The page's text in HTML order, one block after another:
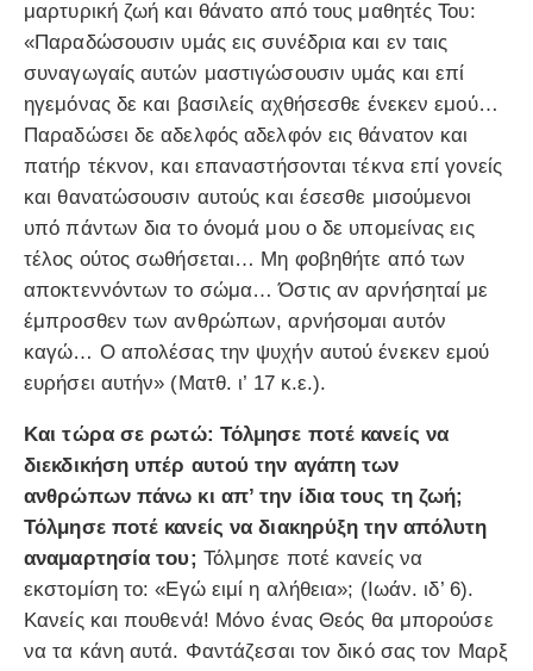
μαρτυρική ζωή και θάνατο από τους μαθητές Του:
«Παραδώσουσιν υμάς εις συνέδρια και εν ταις
συναγωγαίς αυτών μαστιγώσουσιν υμάς και επί
ηγεμόνας δε και βασιλείς αχθήσεσθε ένεκεν εμού…
Παραδώσει δε αδελφός αδελφόν εις θάνατον και
πατήρ τέκνον, και επαναστήσονται τέκνα επί γονείς
και θανατώσουσιν αυτούς και έσεσθε μισούμενοι
υπό πάντων δια το όνομά μου ο δε υπομείνας εις
τέλος ούτος σωθήσεται… Μη φοβηθήτε από των
αποκτεννόντων το σώμα… Όστις αν αρνήσηταί με
έμπροσθεν των ανθρώπων, αρνήσομαι αυτόν
καγώ… Ο απολέσας την ψυχήν αυτού ένεκεν εμού
ευρήσει αυτήν» (Ματθ. ι’ 17 κ.ε.).
Και τώρα σε ρωτώ: Τόλμησε ποτέ κανείς να
διεκδικήση υπέρ αυτού την αγάπη των
ανθρώπων πάνω κι απ’ την ίδια τους τη ζωή;
Τόλμησε ποτέ κανείς να διακηρύξη την απόλυτη
αναμαρτησία του; Τόλμησε ποτέ κανείς να
εκστομίση το: «Εγώ ειμί η αλήθεια»; (Ιωάν. ιδ’ 6).
Κανείς και πουθενά! Μόνο ένας Θεός θα μπορούσε
να τα κάνη αυτά. Φαντάζεσαι τον δικό σας τον Μαρξ